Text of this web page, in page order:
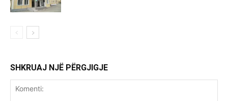
SHKRUAJ NJË PËRGJIGJE